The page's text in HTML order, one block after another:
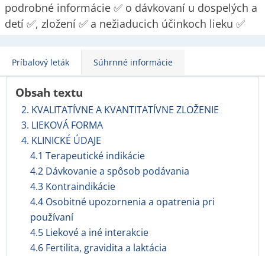
podrobné informácie ✅ o dávkovaní u dospelých a
detí ✅, zložení ✅ a nežiaducich účinkoch lieku ✅
Príbalový leták Súhrnné informácie
Obsah textu
2. KVALITATÍVNE A KVANTITATÍVNE ZLOŽENIE
3. LIEKOVÁ FORMA
4. KLINICKÉ ÚDAJE
4.1 Terapeutické indikácie
4.2 Dávkovanie a spôsob podávania
4.3 Kontraindikácie
4.4 Osobitné upozornenia a opatrenia pri
používaní
4.5 Liekové a iné interakcie
4.6 Fertilita, gravidita a laktácia